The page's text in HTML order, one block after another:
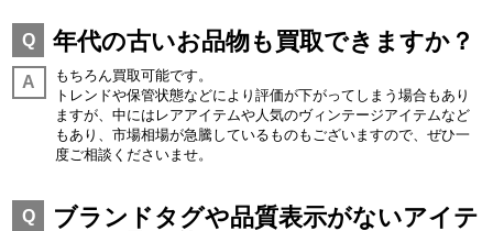
Q 年代の古いお品物も買取できますか？
A
もちろん買取可能です。
トレンドや保管状態などにより評価が下がってしまう場合もあり
ますが、中にはレアアイテムや人気のヴィンテージアイテムなど
もあり、市場相場が急騰しているものもございますので、ぜひ一
度ご相談くださいませ。
Q
ブランドタグや品質表示がないアイテ